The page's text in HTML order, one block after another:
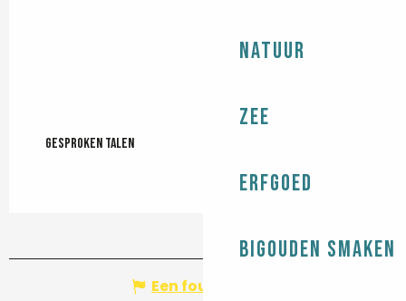
Natuur
Zee
Erfgoed
Bigouden smaken
Gesproken talen
Gesproken talen
Een fout melden